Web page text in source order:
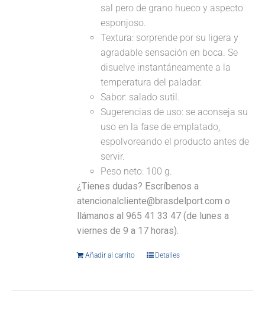
sal pero de grano hueco y aspecto
esponjoso.
Textura: sorprende por su ligera y
agradable sensación en boca. Se
disuelve instantáneamente a la
temperatura del paladar.
Sabor: salado sutil.
Sugerencias de uso: se aconseja su
uso en la fase de emplatado,
espolvoreando el producto antes de
servir.
Peso neto: 100 g.
¿Tienes dudas? Escríbenos a
atencionalcliente@brasdelport.com o
llámanos al 965 41 33 47 (de lunes a
viernes de 9 a 17 horas).
Añadir al carrito Detalles